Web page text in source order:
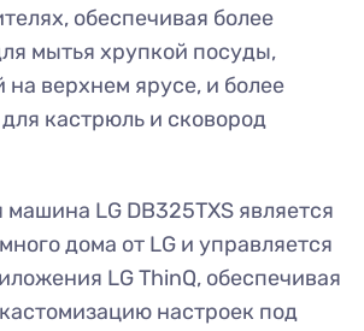
обеспечивая более
мытья хрупкой посуды,
верхнем ярусе, и более
кастрюль и сковород
LG DB325TXS является
дома от LG и управляется
LG ThinQ, обеспечивая
настроек под